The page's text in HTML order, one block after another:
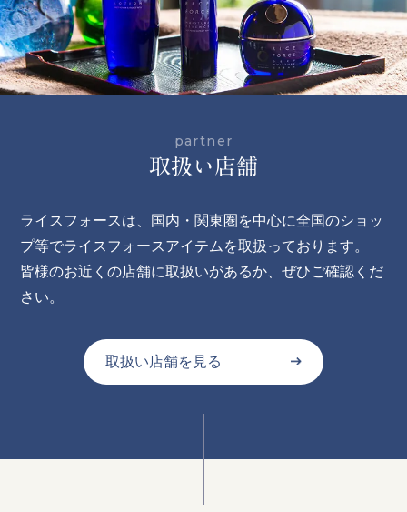
partner
取扱い店舗
ライスフォースは、国内・関東圏を中心に全国のショッ
プ等でライスフォースアイテムを取扱っております。
皆様のお近くの店舗に取扱いがあるか、ぜひご確認くだ
さい。
取扱い店舗を見る